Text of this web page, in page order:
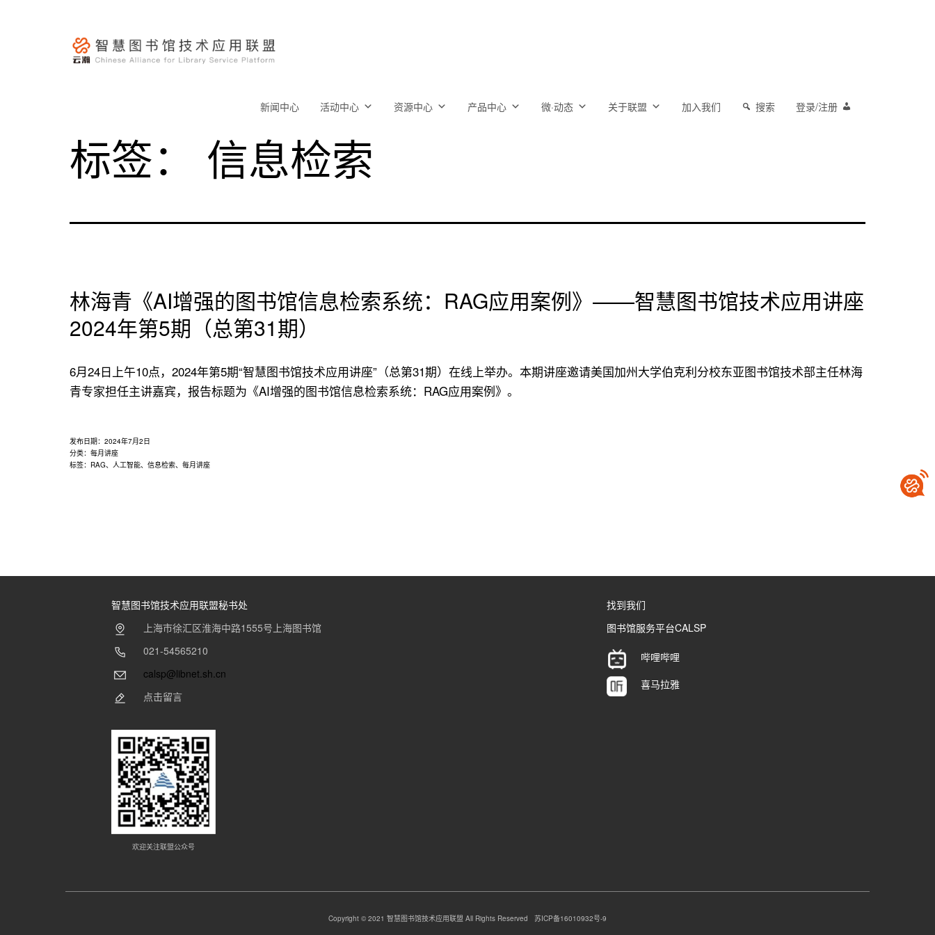
盟-
智
慧
书
应
用
联
新闻中心 活动中心 资源中心 产品中心 微·动态 关于联盟 加入我们 搜索 登录/注册
标签： 信息检索
林海青《AI增强的图书馆信息检索系统：RAG应用案例》——智慧图书馆技术应用讲座
2024年第5期（总第31期）
6月24日上午10点，2024年第5期“智慧图书馆技术应用讲座”（总第31期）在线上举办。本期讲座邀请美国加州大学伯克利分校东亚图书馆技术部主任林海
青专家担任主讲嘉宾，报告标题为《AI增强的图书馆信息检索系统：RAG应用案例》。
发布日期： 2024年7月2日
分类： 每月讲座
标签： RAG、 人工智能、 信息检索、 每月讲座
智慧图书馆技术应用联盟秘书处
上海市徐汇区淮海中路1555号上海图书馆
021-54565210
calsp@libnet.sh.cn
点击留言
欢迎关注联盟公众号
找到我们
图书馆服务平台CALSP
哔哩哔哩
喜马拉雅
Copyright © 2021 智慧图书馆技术应用联盟 All Rights Reserved 苏ICP备16010932号-9